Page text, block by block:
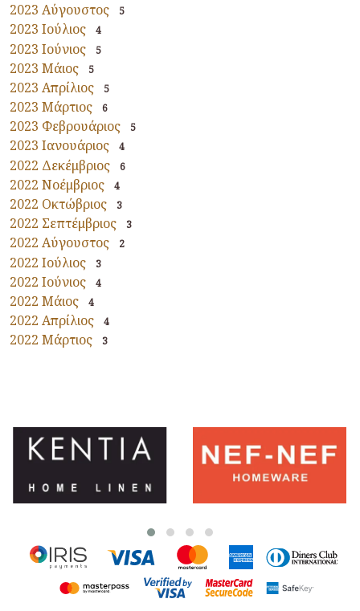
2023 Αύγουστος 5
2023 Ιούλιος 4
2023 Ιούνιος 5
2023 Μάιος 5
2023 Απρίλιος 5
2023 Μάρτιος 6
2023 Φεβρουάριος 5
2023 Ιανουάριος 4
2022 Δεκέμβριος 6
2022 Νοέμβριος 4
2022 Οκτώβριος 3
2022 Σεπτέμβριος 3
2022 Αύγουστος 2
2022 Ιούλιος 3
2022 Ιούνιος 4
2022 Μάιος 4
2022 Απρίλιος 4
2022 Μάρτιος 3